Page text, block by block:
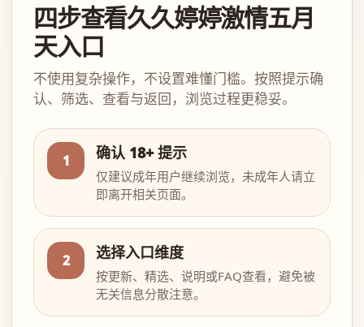
四步查看久久婷婷激情五月
天入口
不使用复杂操作，不设置难懂门槛。按照提示确
认、筛选、查看与返回，浏览过程更稳妥。
1 确认 18+ 提示
仅建议成年用户继续浏览，未成年人请立
即离开相关页面。
2 选择入口维度
按更新、精选、说明或FAQ查看，避免被
无关信息分散注意。